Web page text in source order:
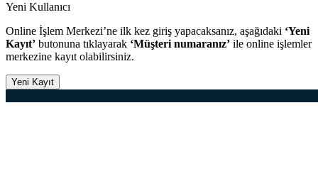
Yeni Kullanıcı
Online İşlem Merkezi’ne ilk kez giriş yapacaksanız, aşağıdaki ‘Yeni
Kayıt’ butonuna tıklayarak ‘Müşteri numaranız’ ile online işlemler
merkezine kayıt olabilirsiniz.
Yeni Kayıt